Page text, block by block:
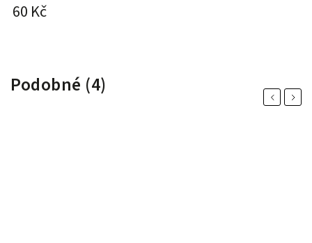
60 Kč
Podobné (4) PreviousNext